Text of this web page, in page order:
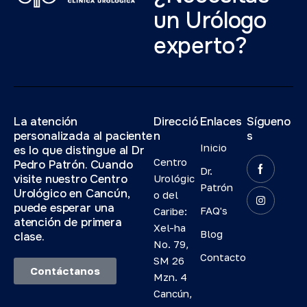
un Urólogo
experto?
La atención
personalizada al paciente
es lo que distingue al Dr
Pedro Patrón. Cuando
visite nuestro Centro
Urológico en Cancún,
puede esperar una
atención de primera
clase.
Contáctanos
Direcció
n
Centro
Urológic
o del
Caribe:
Xel-ha
No. 79,
SM 26
Mzn. 4
Cancún,
Enlaces
Inicio
Dr.
Patrón
FAQ's
Blog
Contacto
Sígueno
s